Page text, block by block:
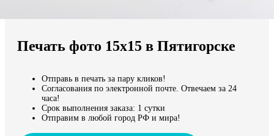
Мы доставляем по всему миру
Продолжить без города
Печать фото 15х15 в Пятигорске
Отправь в печать за пару кликов!
Согласования по электронной почте. Отвечаем за 24
часа!
Срок выполнения заказа: 1 сутки
Отправим в любой город РФ и мира!